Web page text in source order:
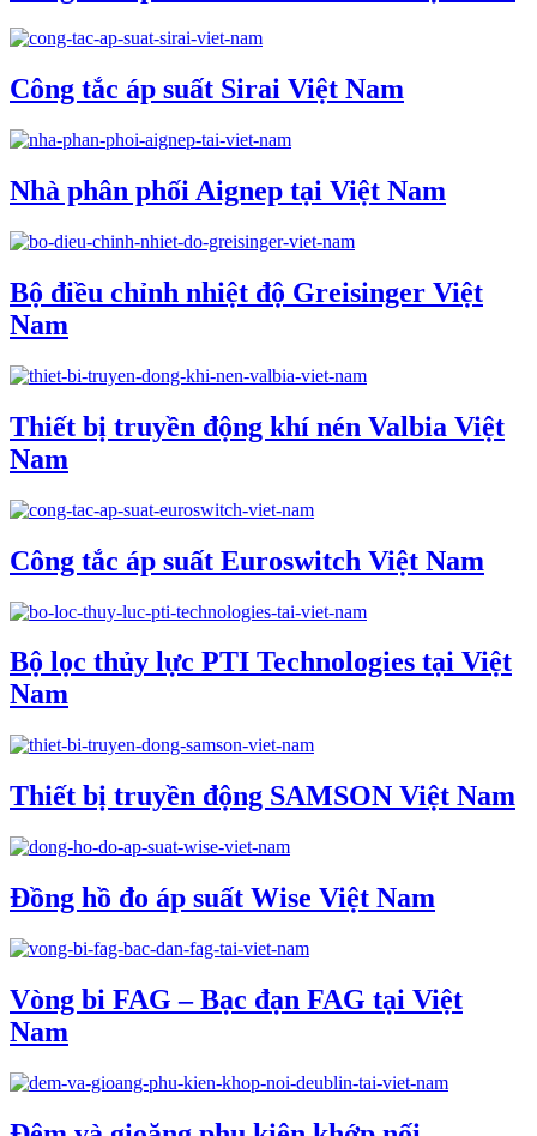
Công tắc áp suất Sirai Việt Nam
Nhà phân phối Aignep tại Việt Nam
Bộ điều chỉnh nhiệt độ Greisinger Việt
Nam
Thiết bị truyền động khí nén Valbia Việt
Nam
Công tắc áp suất Euroswitch Việt Nam
Bộ lọc thủy lực PTI Technologies tại Việt
Nam
Thiết bị truyền động SAMSON Việt Nam
Đồng hồ đo áp suất Wise Việt Nam
Vòng bi FAG – Bạc đạn FAG tại Việt
Nam